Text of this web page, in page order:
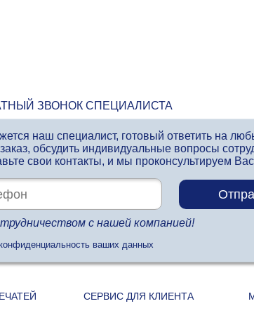
ЗВОНОК СПЕЦИАЛИСТА
наш специалист, готовый ответить на
обсудить индивидуальные вопросы
свои контакты, и мы проконсультируем
с нашей компанией!
ваших данных
СЕРВИС ДЛЯ КЛИЕНТА